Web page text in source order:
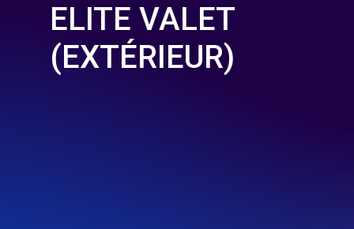
ELITE VALET
(EXTÉRIEUR)